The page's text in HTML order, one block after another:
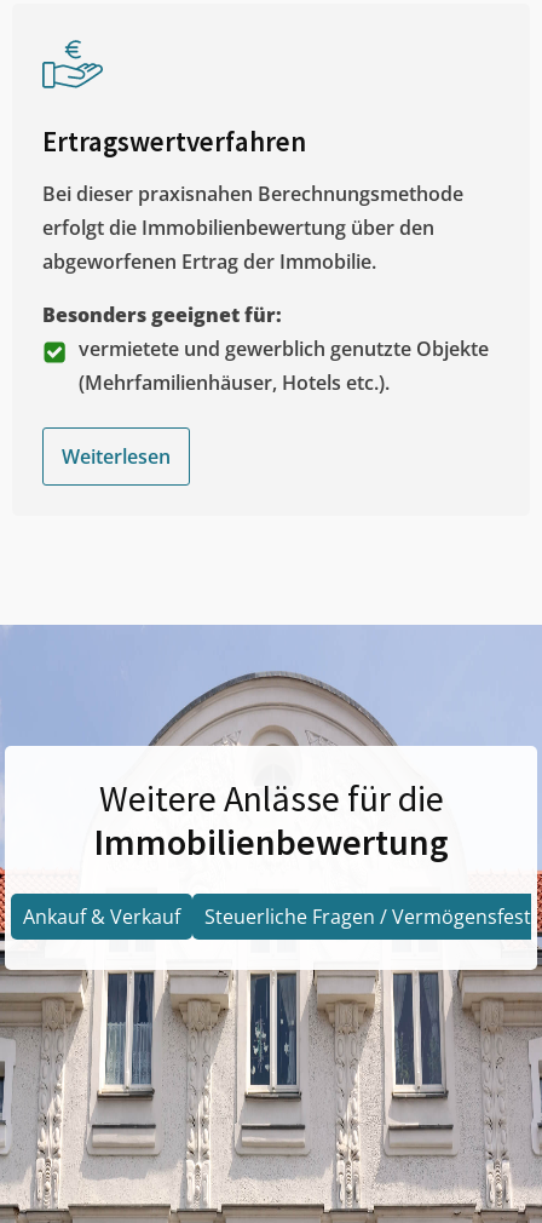
Ertragswertverfahren
Bei dieser praxisnahen Berechnungsmethode
erfolgt die Immobilienbewertung über den
abgeworfenen Ertrag der Immobilie.
Besonders geeignet für:
vermietete und gewerblich genutzte Objekte
(Mehrfamilienhäuser, Hotels etc.).
Weiterlesen
Weitere Anlässe für die
Immobilienbewertung
Ankauf & Verkauf Steuerliche Fragen /